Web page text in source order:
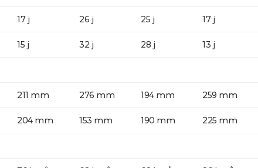
17 j 26 j 25 j 17 j
15 j 32 j 28 j 13 j
211 mm 276 mm 194 mm 259 mm
204 mm 153 mm 190 mm 225 mm